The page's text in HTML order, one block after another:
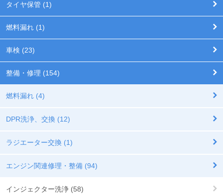
タイヤ保管 (1)
燃料漏れ (1)
車検 (23)
整備・修理 (154)
燃料漏れ (4)
DPR洗浄、交換 (12)
ラジエーター交換 (1)
エンジン関連修理・整備 (94)
インジェクター洗浄 (58)